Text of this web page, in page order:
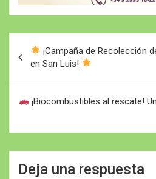
Navegación
de
entradas
¡Campaña de Recolección
en San Luis!
¡Biocombustibles al rescate!
Deja una respuesta